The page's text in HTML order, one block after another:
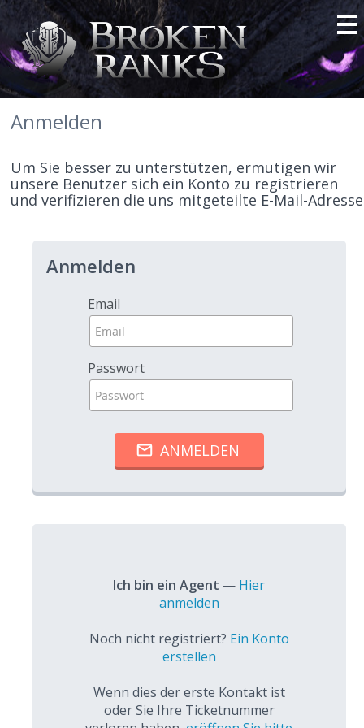
Anmelden
Um Sie besser zu unterstützen, ermutigen wir
unsere Benutzer sich ein Konto zu registrieren
und verifizieren die uns mitgeteilte E-Mail-
Anmelden
Email
Passwort
Ich bin ein Agent — Hier
anmelden
Noch nicht registriert? Ein Konto
erstellen
Wenn dies der erste Kontakt ist
oder Sie Ihre Ticketnummer